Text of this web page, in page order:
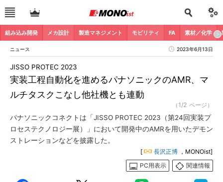
組み込み開発 メカ設計 製造マネジメント モビリティ FA 素材／化学
ニュース 2023年6月13日
実装工程自動化を進めるパナソニックのAMR、マ
ルチタスクこなし他社機とも連動
JISSO PROTEC 2023
（1/2 ページ）
パナソニックコネクトは「JISSO PROTEC 2023（第24回実装プ
ロセステクノロジー展）」において開発中のAMRを用いたデモン
ストレーションなどを披露した。
[ 長沢正博 ，MONOist]
PC用表示
関連情報